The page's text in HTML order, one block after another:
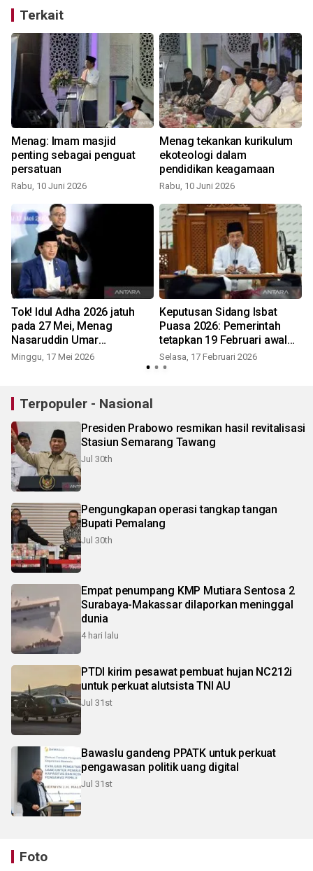
Terkait
Menag: Imam masjid
penting sebagai penguat
persatuan
Rabu, 10 Juni 2026
Menag tekankan kurikulum
ekoteologi dalam
pendidikan keagamaan
Rabu, 10 Juni 2026
Tok! Idul Adha 2026 jatuh
pada 27 Mei, Menag
Nasaruddin Umar
sampaikan hasil sidang
Minggu, 17 Mei 2026
Keputusan Sidang Isbat
Puasa 2026: Pemerintah
tetapkan 19 Februari awal
Ramadhan
Selasa, 17 Februari 2026
Terpopuler - Nasional
Presiden Prabowo resmikan hasil revitalisasi
Stasiun Semarang Tawang
Jul 30th
Pengungkapan operasi tangkap tangan
Bupati Pemalang
Jul 30th
Empat penumpang KMP Mutiara Sentosa 2
Surabaya-Makassar dilaporkan meninggal
dunia
4 hari lalu
PTDI kirim pesawat pembuat hujan NC212i
untuk perkuat alutsista TNI AU
Jul 31st
Bawaslu gandeng PPATK untuk perkuat
pengawasan politik uang digital
Jul 31st
Foto